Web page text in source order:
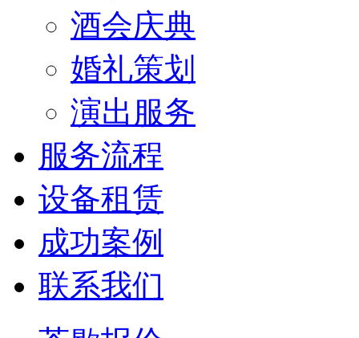
酒会庆典
婚礼策划
演出服务
服务流程
设备租赁
成功案例
联系我们